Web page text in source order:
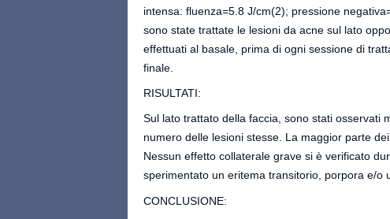
intensa: fluenza=5.8 J/cm(2); pressione
sono state trattate le lesioni da acne sul lato
effettuati al basale, prima di ogni sessione di
finale.
RISULTATI:
Sul lato trattato della faccia, sono stati osservati
numero delle lesioni stesse. La maggior parte
Nessun effetto collaterale grave si è verificato
sperimentato un eritema transitorio, porpora e/o
CONCLUSIONE: